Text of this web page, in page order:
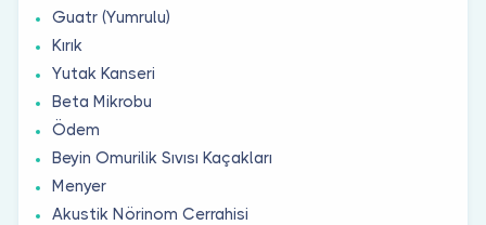
Guatr (Yumrulu)
Kırık
Yutak Kanseri
Beta Mikrobu
Ödem
Beyin Omurilik Sıvısı Kaçakları
Menyer
Akustik Nörinom Cerrahisi